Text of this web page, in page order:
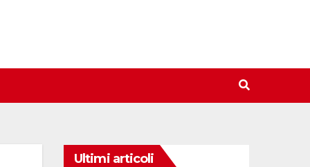
Ultimi articoli